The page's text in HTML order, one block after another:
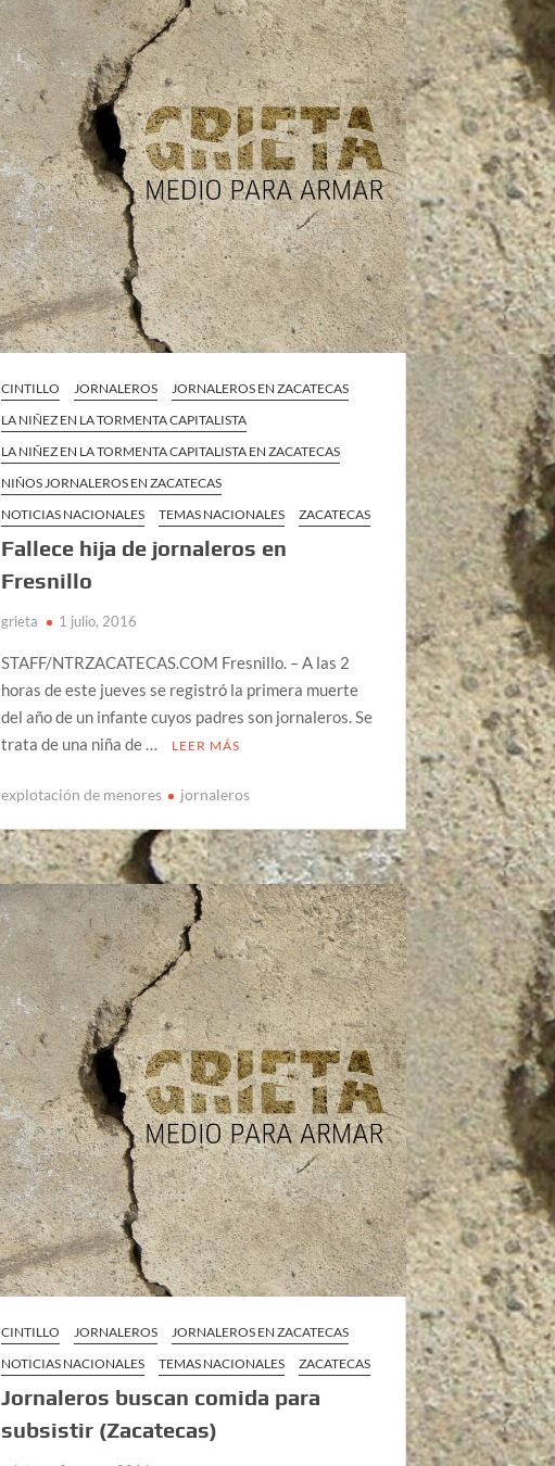
CINTILLO JORNALEROS
JORNALEROS EN ZACATECAS
LA NIÑEZ EN LA TORMENTA CAPITALISTA
LA NIÑEZ EN LA TORMENTA CAPITALISTA EN ZACATECAS
NIÑOS JORNALEROS EN ZACATECAS
NOTICIAS NACIONALES
TEMAS NACIONALES ZACATECAS
Fallece hija de jornaleros en
Fresnillo
grieta 1 julio, 2016
STAFF/NTRZACATECAS.COM Fresnillo. – A las 2
horas de este jueves se registró la primera muerte
del año de un infante cuyos padres son jornaleros. Se
trata de una niña de …
LEER MÁS
explotación de menores jornaleros
CINTILLO JORNALEROS
JORNALEROS EN ZACATECAS
NOTICIAS NACIONALES
TEMAS NACIONALES ZACATECAS
Jornaleros buscan comida para
subsistir (Zacatecas)